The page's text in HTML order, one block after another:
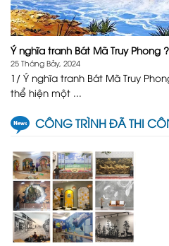
Ý nghĩa tranh Bát Mã Truy Phong ?
25 Tháng Bảy, 2024
1/ Ý nghĩa tranh Bát Mã Truy
thể hiện một ...
CÔNG TRÌNH ĐÃ THI